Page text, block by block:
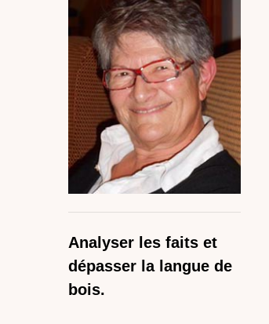
Analyser les faits et
dépasser la langue de
bois.